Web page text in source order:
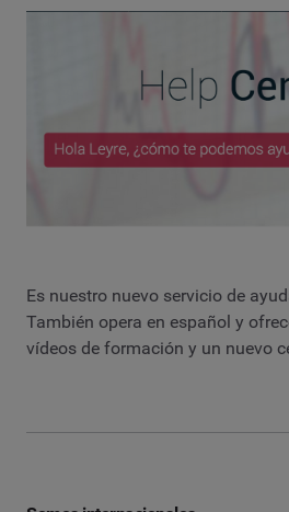
Es nuestro nuevo servicio de
También opera en español y
vídeos de formación y un nuevo